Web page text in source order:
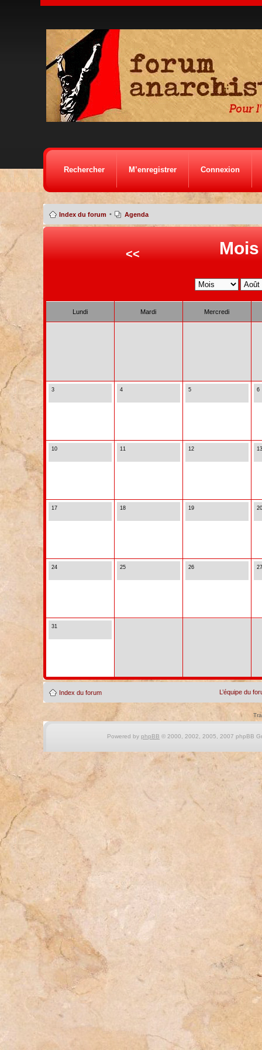
Rechercher M’enregistrer Connexion
Index du forum • Agenda
<<
Lundi Mardi Mercredi
3 4 5 6
10 11 12 13
17 18 19 20
24 25 26 27
31
Index du forum L’équipe du
Powered by phpBB © 2000, 2002, 2005, 2007 phpBB